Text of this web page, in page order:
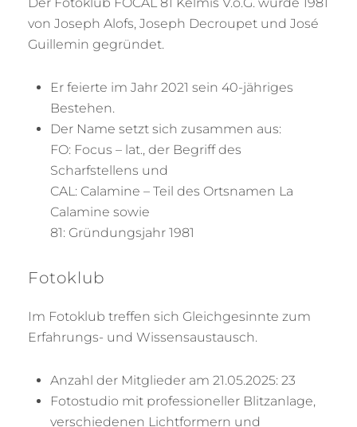
von Joseph Alofs, Joseph Decroupet und José
Guillemin gegründet.
Er feierte im Jahr 2021 sein 40-jähriges
Bestehen.
Der Name setzt sich zusammen aus:
FO: Focus – lat., der Begriff des
Scharfstellens und
CAL: Calamine – Teil des Ortsnamen La
Calamine sowie
81: Gründungsjahr 1981
Fotoklub
Im Fotoklub treffen sich Gleichgesinnte zum
Erfahrungs- und Wissensaustausch.
Anzahl der Mitglieder am 21.05.2025: 23
Fotostudio mit professioneller Blitzanlage,
verschiedenen Lichtformern und